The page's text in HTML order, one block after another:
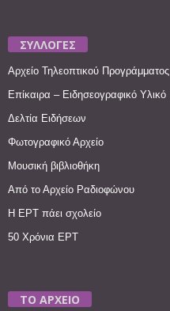
ΣΥΛΛΟΓΕΣ
Αρχείο Τηλεοπτικού Προγράμματος
Επίκαιρα – Ειδησεογραφικό Υλικό
Δελτία Ειδήσεων
Φωτογραφικό Αρχείο
Μουσική βιβλιοθήκη
Από το Αρχείο Ραδιοφώνου
Η ΕΡΤ πάει σχολείο
50 Χρόνια ΕΡΤ
ΤΟ ΑΡΧΕΙΟ